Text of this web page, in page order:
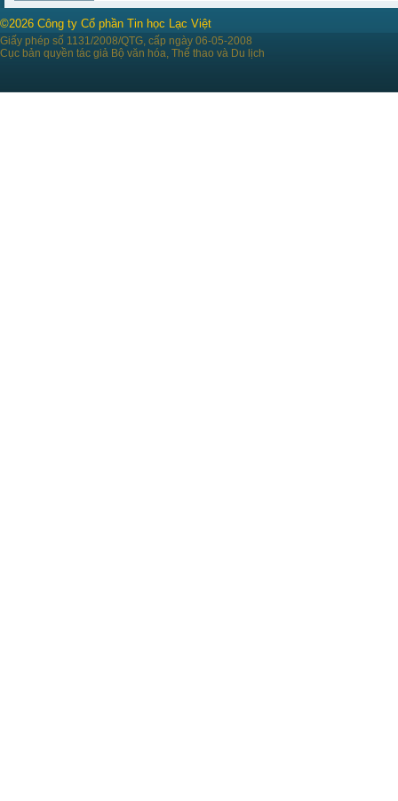
©2026 Công ty Cổ phần Tin học Lạc Việt
Giấy phép số 1131/2008/QTG, cấp ngày 06-05-2008
Cục bản quyền tác giả Bộ văn hóa, Thể thao và Du lịch